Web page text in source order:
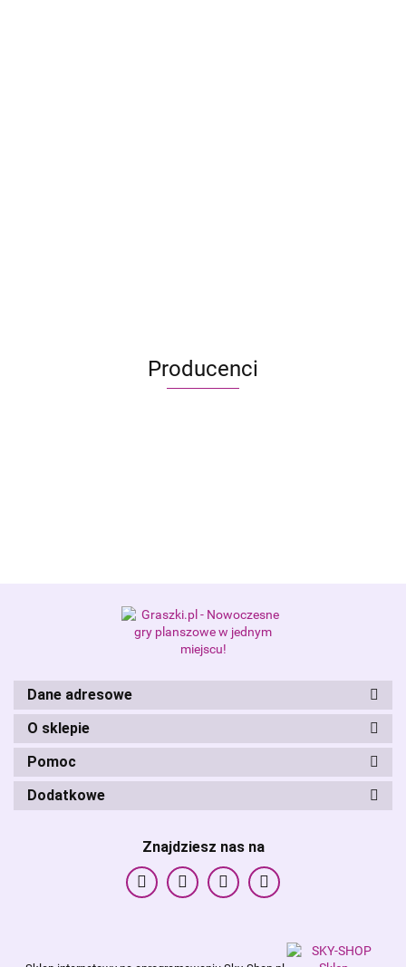
Producenci
Alis Games – producent gier
planszowych i RPG
Dane adresowe
O sklepie
Pomoc
Dodatkowe
Znajdziesz nas na